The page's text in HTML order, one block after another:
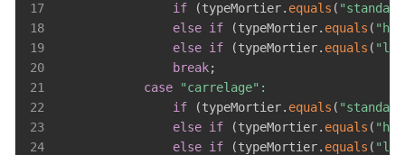
17
if (typeMortier. equals (
18
else if (typeMortier. equals (
19
else if (typeMortier. equals (
20
break;
21
case "carrelage" :
22
if (typeMortier. equals (
23
else if (typeMortier. equals (
24
else if (typeMortier. equals (